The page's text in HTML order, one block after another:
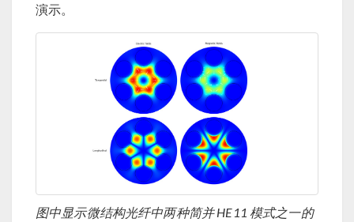
演示。
图中显示微结构光纤中两种简并 HE11 模式之一的